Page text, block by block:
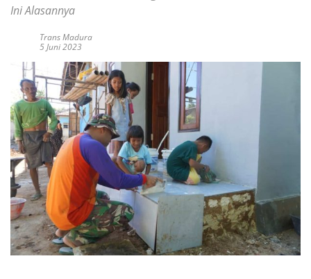
Ini Alasannya
Trans Madura
5 Juni 2023